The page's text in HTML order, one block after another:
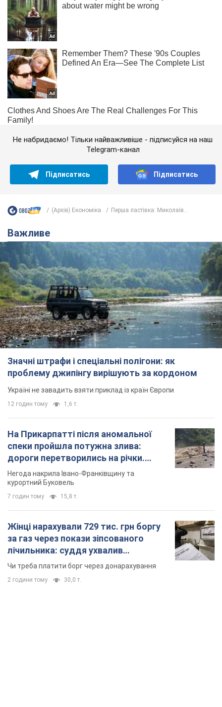
Не набридаємо! Тільки найважливіше - підписуйся на наш
Telegram-канал
Підписатись Підписатись
(Архів) Економіка Перша ластівка: Миколаїв...
Важливе
Значні штрафи і спеціальні полігони: як
проблему джипінгу вирішують за кордоном
Україні не завадить взяти приклад із країн Європи
12 годин тому 1,6 т.
На Прикарпатті після аномальної
спеки пройшла потужна злива:
дороги перетворились на річки.
Відео
Негода накрила Івано-Франківщину та
курортний Буковель
7 годин тому 15,8 т.
Жінці нарахували 729 тис. грн боргу
за газ через покази зіпсованого
лічильника: суддя ухвалив
неочікуване рішення
Чи треба платити борг через донарахування
2 години тому 30,0 т.